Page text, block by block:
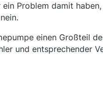
Problem damit
einen Großteil
und entsprechender